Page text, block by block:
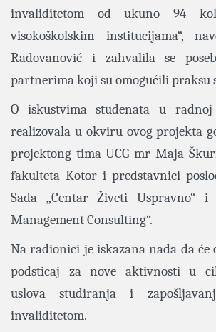
invaliditetom od ukuno 94
visokoškolskim institucijama“,
Radovanović i zahvalila se
partnerima koji su omogućili praksu
O iskustvima studenata u
realizovala u okviru ovog projekta
projektong tima UCG mr Maja
fakulteta Kotor i predstavnici
Sada „Centar Živeti Uspravno“ i
Management Consulting“.
Na radionici je iskazana nada da
podsticaj za nove aktivnosti u
uslova studiranja i
invaliditetom.